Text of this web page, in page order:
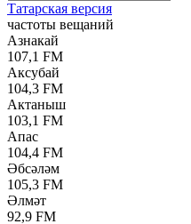
Татарская версия
частоты вещаний
Азнакай
107,1 FM
Аксубай
104,3 FM
Актаныш
103,1 FM
Апас
104,4 FM
Әбсәләм
105,3 FM
Әлмәт
92,9 FM